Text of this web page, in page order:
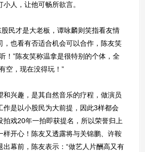
人，让他可畅所欲言。
民才是大老板，谭咏麟则笑指看友情
也看有否适合机会可以合作，陈友笑
！”陈友笑称温拿是很特别的个体，全
空，现在没得玩！”
兴趣，是其自然音乐的疗程，做演员
是以小股民为大前提，因此3样都会
戏20年一拍即获提名，所以荣誉归上
开心！陈友又透露将与关锦鹏、许鞍
幕前，陈友表示：“做艺人片酬高又有